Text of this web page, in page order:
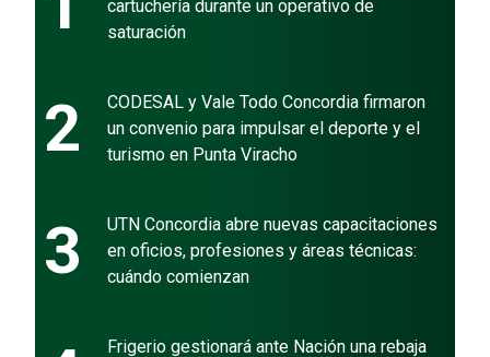
cartuchería durante un operativo de
saturación
2
CODESAL y Vale Todo Concordia firmaron
un convenio para impulsar el deporte y el
turismo en Punta Viracho
3
UTN Concordia abre nuevas capacitaciones
en oficios, profesiones y áreas técnicas:
cuándo comienzan
Frigerio gestionará ante Nación una rebaja